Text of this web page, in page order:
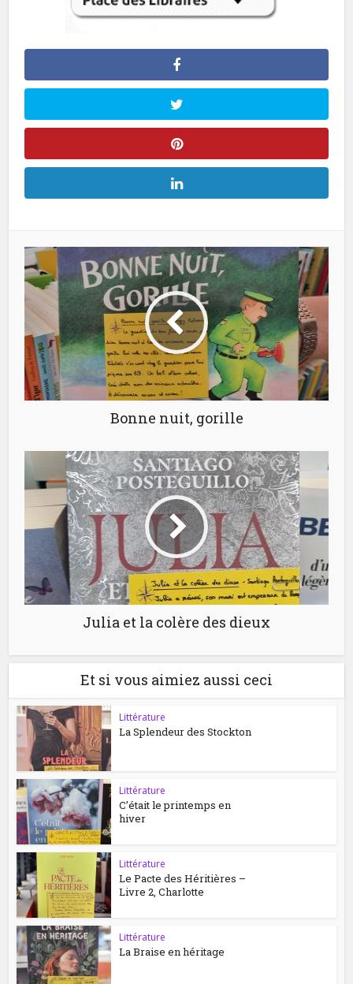
Bonne nuit, gorille
Julia et la colère des dieux
Et si vous aimiez aussi ceci
Littérature
La Splendeur des Stockton
Littérature
C’était le printemps en
hiver
Littérature
Le Pacte des Héritières –
Livre 2, Charlotte
Littérature
La Braise en héritage